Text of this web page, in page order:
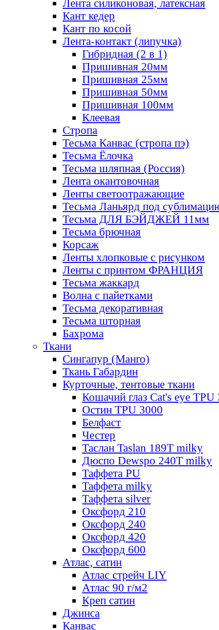
Лента силиконовая, латексная
Кант кедер
Кант по косой
Лента-контакт (липучка)
Гибридная (2 в 1)
Пришивная 20мм
Пришивная 25мм
Пришивная 50мм
Пришивная 100мм
Клеевая
Стропа
Тесьма Канвас (стропа пэ)
Тесьма Ёлочка
Тесьма шляпная (Россия)
Лента окантовочная
Ленты светоотражающие
Тесьма Ланьярд под
Тесьма ДЛЯ БЭЙДЖЕЙ 11мм
Тесьма брючная
Корсаж
Ленты хлопковые с рисунком
Ленты с принтом ФРАНЦИЯ
Тесьма жаккард
Волна с пайетками
Тесьма декоративная
Тесьма шторная
Бахрома
Ткани
Сингапур (Манго)
Ткань Габардин
Курточные, тентовые ткани
Кошачий глаз Cat's eye TPU
Остин TPU 3000
Белфаст
Честер
Таслан Taslan 189T milky
Дюспо Dewspo 240T milky
Таффета PU
Таффета milky
Таффета silver
Оксфорд 210
Оксфорд 240
Оксфорд 420
Оксфорд 600
Атлас, сатин
Атлас стрейч LIY
Атлас 90 г/м2
Креп сатин
Джинса
Канвас